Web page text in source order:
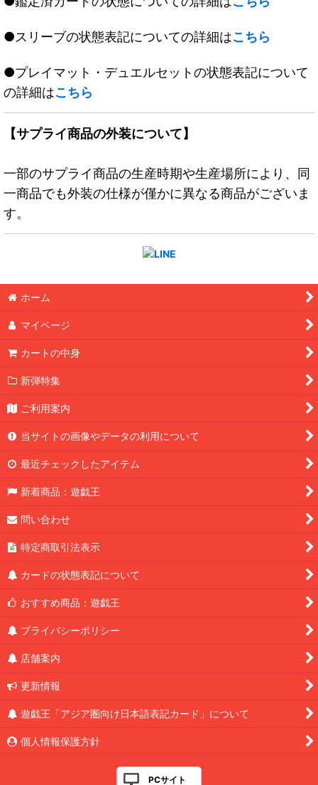
●スリーブの状態表記についての詳細はこちら
●プレイマット・デュエルセットの状態表記について
の詳細はこちら
【サプライ商品の外装について】
一部のサプライ商品の生産時期や生産場所により、同
一商品でも外装の仕様が僅かに異なる商品がございま
す。
ホーム
マイページ
カートの中身
新弾特集
ご利用案内
当サイトの画像やデータの利用について
最近チェックしたアイテム
新着商品：遊戯王
問い合わせ
特定商取引法表示
カードの状態表記について
おすすめ商品：遊戯王
プライバシーポリシー
店舗案内
更新情報
遊戯王「アジア圏向け日本語表記カード」について
個人情報保護方針
PCサイト